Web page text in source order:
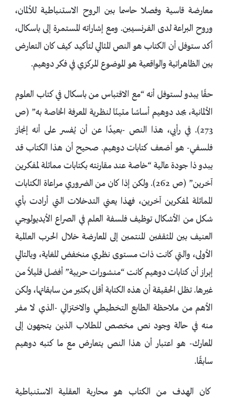
معارضة قاسية وفصلا حاسما بين الروح الاستنباطية للألمان،
وروح البراعة لدى الفرنسيين. ومع إشاراته المستمرة إلى باسكال،
أكد ستوفل أن الكتاب هو النص المثالي لتأكيد كيف كان التعارض
بين الظاهراتية والواقعية هو الموضوع المركزي في فكر دوهيم.
حقًا يبدو لستوفل أنه “مع الاقتباس من باسكال في كتاب العلوم
الألمانية، يجد دوهيم أساسًا متينًا لنظرية المعرفة الخاصة به” (ص
273). في رأيي، هذا النص -بعيدًا عن أن يُفسر على أنه إنجاز
فلسفي- هو أضعف كتابات دوهيم. صحيح أن هذا الكتاب قد
يبدو ذا جودة عالية “خاصة عند مقارنته بكتابات مماثلة لمفكرين
آخرين” (ص 262). ولكن إذا كان من الضروري مراعاة الكتابات
المماثلة لمفكرين آخرين، فهذا يعني التدخلات التي أرادت بأي
شكل من الأشكال توظيف فلسفة العلم في الصراع الأيديولوجي
العنيف بين المثقفين المنتمين إلى المعارضة خلال الحرب العالمية
الأولى، والتي كانت ذات مستوى نظري منخفض للغاية، وبالتالي
إبراز أن كتابات دوهيم كانت “منشورات حربية” أفضل قليلاً من
غيرها. تظل الحقيقة أن هذه الكتابة أقل بكثير من سابقاتها، ولكن
الأهم من ملاحظة الطابع التخطيطي والاختزالي -الذي لا مفر
منه في حالة وجود نص مخصص للطلاب الذين يتجهون إلى
المعارك- هو اعتبار أن هذا النص يتعارض مع ما كتبه دوهيم
سابقًا.
كان الهدف من الكتاب هو محاربة العقلية الاستنباطية